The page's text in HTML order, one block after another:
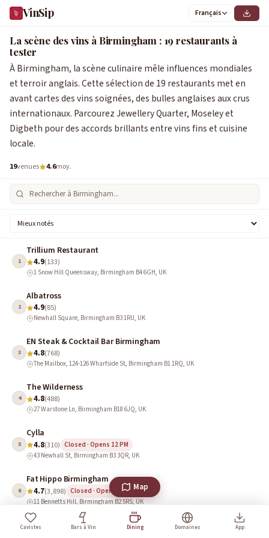
VinSip Français
La scène des vins à Birmingham : 19 restaurants à
tester
À Birmingham, la scène culinaire mêle influences mondiales
et terroir anglais. Cette sélection de 19 restaurants met en
avant cartes des vins soignées, des bulles anglaises aux crus
internationaux. Parcourez Jewellery Quarter, Moseley et
Digbeth pour des accords brillants entre vins fins et cuisine
locale.
19venues 4.6moy.
1
Trillium Restaurant
4.9(133)
1 Snow Hill Queensway, Birmingham B4 6GH, UK
2
Albatross
4.9(85)
Newhall Square, Birmingham B3 1RU, UK
3
EN Steak & Cocktail Bar Birmingham
4.8(768)
The Mailbox, 124-126 Wharfside St, Birmingham B1 1RQ, UK
4
The Wilderness
4.8(488)
27 Warstone Ln, Birmingham B18 6JQ, UK
5
Cylla
4.8(310) Closed · Opens 12 PM
43 Newhall St, Birmingham B3 3QR, UK
6
Fat Hippo Birmingham
4.7(3,898) Closed · Opens 11:30 AM
11 Bennetts Hill, Birmingham B2 5RS, UK
Cow & Sow (Birmingham)
Cavistes Bars à Vin Dining Domaines App
Map